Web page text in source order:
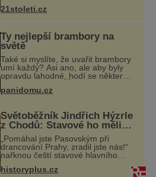
Mezi nimi jaderný arzenál schopný
21stoleti.cz
Ty nejlepší brambory na
světě
Také si myslíte, že uvařit brambory
umí každý? Asi ano, ale aby byly
opravdu lahodné, hodí se některé
varné typy od A, tedy na saláty, po
panidomu.cz
Světoběžník Jindřich Hýzrle
z Chodů: Stavové ho měli
za zrádce
„Pomáhal jste Pasovským při
drancování Prahy, zradil jste nás!“
nařknou čeští stavové hlavního
Jindřich se však zastrašit nenechá.
historyplus.cz